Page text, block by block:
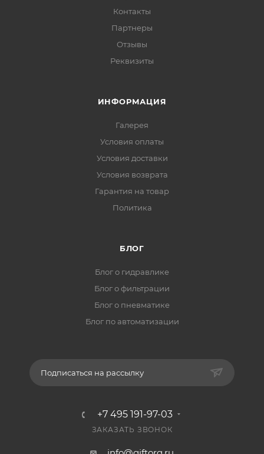
Контакты
Партнеры
Отзывы
Реквизиты
ИНФОРМАЦИЯ
Галерея
Условия оплаты
Условия доставки
Условия возврата
Гарантия на товар
Политика
БЛОГ
Блог о гидравлике
Блог о фильтрации
Блог о пневматике
Блог по автоматизации
Подписаться на рассылку
+7 495 191-97-03
ЗАКАЗАТЬ ЗВОНОК